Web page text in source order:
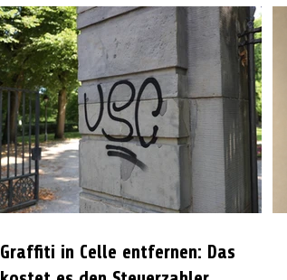
Graffiti in Celle entfernen: Das